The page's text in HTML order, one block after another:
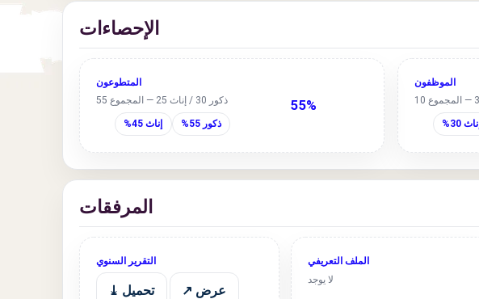
الإحصاءات
الموظفون
إناث 30%
55%
المتطوعون
ذكور 30 / إناث 25 — المجموع 55
ذكور 55% إناث 45%
المرفقات
الملف التعريفي
لا يوجد
التقرير السنوي
عرض ↗ تحميل ⤓